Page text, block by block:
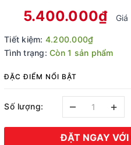
5.400.000₫
Tiết kiệm: 4.200.000₫
Tình trạng: Còn 1 sản phẩm
ĐẶC ĐIỂM NỔI BẬT
Số lượng: – +
ĐẶT NGAY VỚI